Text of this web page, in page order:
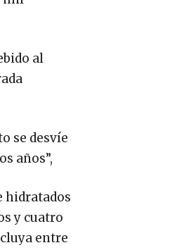
al
se desvíe
años”,
hidratados
y cuatro
entre